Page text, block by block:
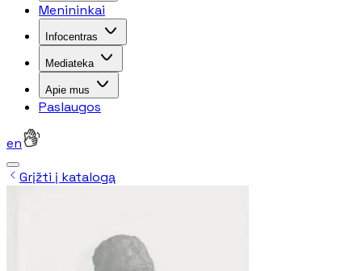
Menininkai
Infocentras
Mediateka
Apie mus
Paslaugos
en
Grįžti į katalogą